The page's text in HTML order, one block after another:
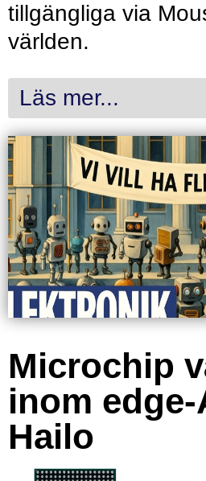
tillgängliga via
världen.
Läs mer...
Microchip
inom edge-
Hailo